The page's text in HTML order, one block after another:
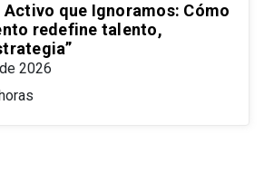
Activo que Ignoramos: Cómo
redefine talento,
2026